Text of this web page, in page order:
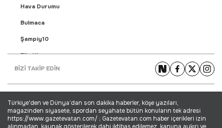
Hava Durumu
Bulmaca
Şampiy10
Fikstür
Puan Durumu
Yaşam Haberleri
Ekonomi Haberleri
BİZİ TAKİP EDİN
Türkiye'den ve Dünya’dan son dakika haberler, köşe yazıları,
magazinden siyasete, spordan seyahate bütün konuların tek adresi
https://www.gazetevatan.com/ ; Gazetevatan.com haber içerikleri izin
alınmadan, kaynak gösterilerek dahi iktibas edilemez, kanuna aykırı ve